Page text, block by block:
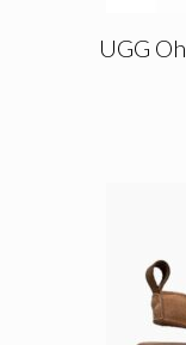
סנדלי האגג דגם פלופיטה UGG Oh